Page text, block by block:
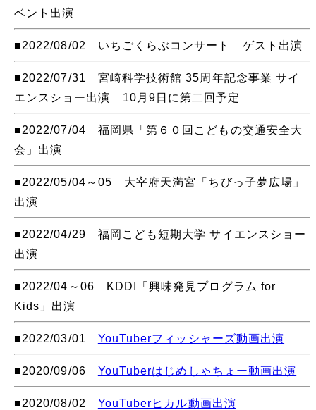
ベント出演
■2022/08/02 いちごくらぶコンサート ゲスト出演
■2022/07/31 宮崎科学技術館 35周年記念事業 サイ
エンスショー出演 10月9日に第二回予定
■2022/07/04 福岡県「第６０回こどもの交通安全大
会」出演
■2022/05/04～05 大宰府天満宮「ちびっ子夢広場」
出演
■2022/04/29 福岡こども短期大学 サイエンスショー
出演
■2022/04～06 KDDI「興味発見プログラム for
Kids」出演
■2022/03/01 YouTuberフィッシャーズ動画出演
■2020/09/06 YouTuberはじめしゃちょー動画出演
■2020/08/02 YouTuberヒカル動画出演